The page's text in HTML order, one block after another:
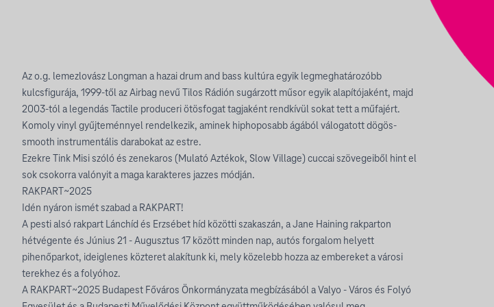
Az o.g. lemezlovász Longman a hazai drum and bass kultúra egyik legmeghatározóbb
kulcsfigurája, 1999-től az Airbag nevű Tilos Rádión sugárzott műsor egyik alapítójaként, majd
2003-tól a legendás Tactile produceri ötösfogat tagjaként rendkívül sokat tett a műfajért.
Komoly vinyl gyűjteménnyel rendelkezik, aminek hiphoposabb ágából válogatott dögös-
smooth instrumentális darabokat az estre.
Ezekre Tink Misi szóló és zenekaros (Mulató Aztékok, Slow Village) cuccai szövegeiből hint el
sok csokorra valónyit a maga karakteres jazzes módján.
RAKPART~2025
Idén nyáron ismét szabad a RAKPART!
A pesti alsó rakpart Lánchíd és Erzsébet híd közötti szakaszán, a Jane Haining rakparton
hétvégente és Június 21 - Augusztus 17 között minden nap, autós forgalom helyett
pihenőparkot, ideiglenes közteret alakítunk ki, mely közelebb hozza az embereket a városi
terekhez és a folyóhoz.
A RAKPART~2025 Budapest Főváros Önkormányzata megbízásából a Valyo - Város és Folyó